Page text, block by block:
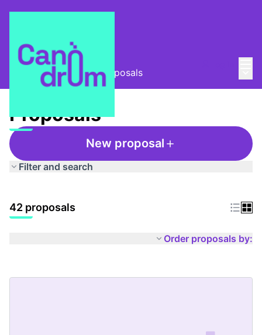
Taula Comunitària / Proposals
Proposals
New proposal
Filter and search
42 proposals
Order proposals by: